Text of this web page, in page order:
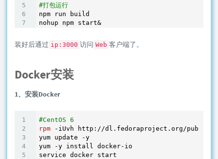
#打包运行
npm run build
nohup npm start&
装好后通过 ip:3000 访问 Web 客户端了。
Docker安装
1、安装Docker
#CentOS 6
rpm -iUvh http://dl.fedoraproject.org/pub/epel/
yum update -y
yum -y install docker-io
service docker start